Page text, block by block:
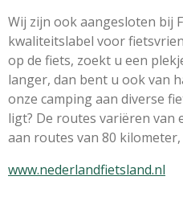
Wij zijn ook aangesloten bij
kwaliteitslabel voor
op de fiets, zoekt u een
langer, dan bent u ook van
onze camping aan diverse
ligt? De routes variëren
aan routes van 80
www.nederlandfietsland.nl